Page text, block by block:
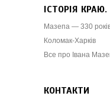
ІСТОРІЯ
Мазепа — 330
Коломак-Харків
Все про Івана
КОНТАКТИ